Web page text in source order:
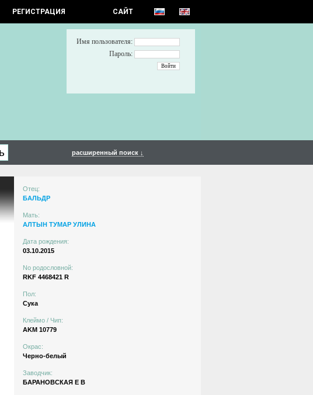
РЕГИСТРАЦИЯ САЙТ
Имя пользователя:
Пароль:
расширенный поиск ↓
Отец:
БАЛЬДР
Мать:
АЛТЫН ТУМАР УЛИНА
Дата рождения:
03.10.2015
No родословной:
RKF 4468421 R
Пол:
Сука
Клеймо / Чип:
AKM 10779
Окрас:
Черно-белый
Заводчик:
БАРАНОВСКАЯ E В